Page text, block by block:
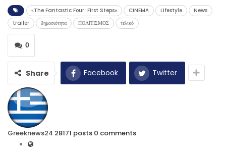
«The Fantastic Four: First Steps» CINEMA Lifestyle
News
trailer
δημοσιότητα ΠΟΛΙΤΙΣΜΟΣ τελικό
0
Share Facebook Twitter
Greeknews24 28171 posts 0 comments